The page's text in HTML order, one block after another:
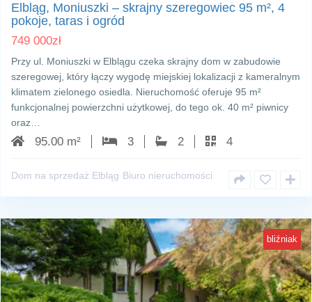
Elbląg, Moniuszki – skrajny szeregowiec 95 m², 4
pokoje, taras i ogród
749 000zł
Przy ul. Moniuszki w Elblągu czeka skrajny dom w zabudowie
szeregowej, który łączy wygodę miejskiej lokalizacji z kameralnym
klimatem zielonego osiedla. Nieruchomość oferuje 95 m²
funkcjonalnej powierzchni użytkowej, do tego ok. 40 m² piwnicy
oraz…
95.00 m² 3 2 4
Dom na sprzedaż Elbląg Biuro nieruchomości
bliźniak